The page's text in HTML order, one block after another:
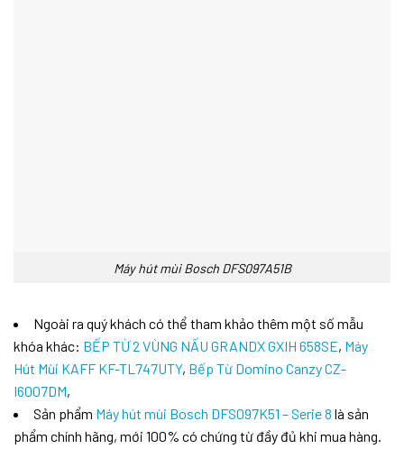
Máy hút mùi Bosch DFS097A51B
Ngoài ra quý khách có thể tham khảo thêm một số mẫu
khóa khác: BẾP TỪ 2 VÙNG NẤU GRANDX GXIH 658SE, Máy
Hút Mùi KAFF KF-TL747UTY, Bếp Từ Domino Canzy CZ-
I6007DM,
Sản phẩm Máy hút mùi Bosch DFS097K51 – Serie 8 là sản
phẩm chính hãng, mới 100% có chứng từ đầy đủ khi mua hàng.